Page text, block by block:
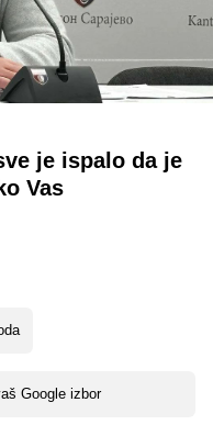
je ispalo da je
Vas
Google izbor